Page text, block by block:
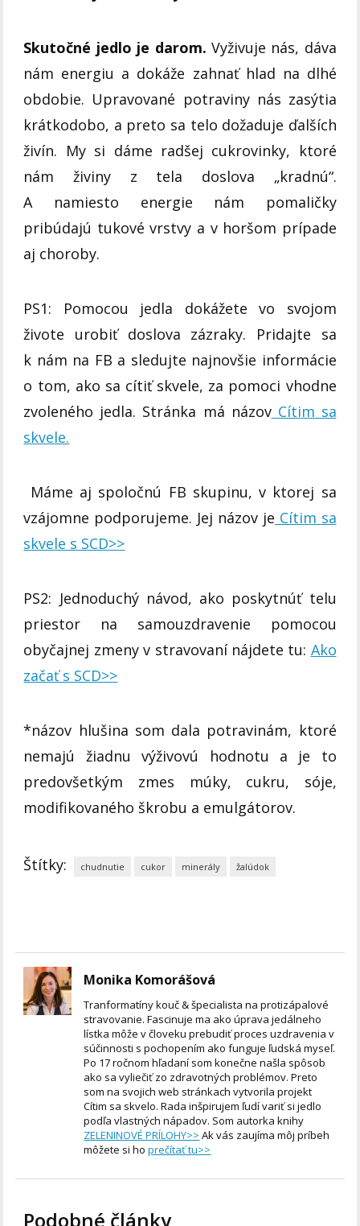
Skutočné jedlo je darom. Vyživuje nás, dáva
nám energiu a dokáže zahnať hlad na dlhé
obdobie. Upravované potraviny nás zasýtia
krátkodobo, a preto sa telo dožaduje ďalších
živín. My si dáme radšej cukrovinky, ktoré
nám živiny z tela doslova „kradnú“.
A namiesto energie nám pomaličky
pribúdajú tukové vrstvy a v horšom prípade
aj choroby.
PS1: Pomocou jedla dokážete vo svojom
živote urobiť doslova zázraky. Pridajte sa
k nám na FB a sledujte najnovšie informácie
o tom, ako sa cítiť skvele, za pomoci vhodne
zvoleného jedla. Stránka má názovCítim sa
skvele.
Máme aj spoločnú FB skupinu, v ktorej sa
vzájomne podporujeme. Jej názov je Cítim sa
skvele s SCD>>
PS2: Jednoduchý návod, ako poskytnúť telu
priestor na samouzdravenie pomocou
obyčajnej zmeny v stravovaní nájdete tu: Ako
začať s SCD>>
*názov hlušina som dala potravinám, ktoré
nemajú žiadnu výživovú hodnotu a je to
predovšetkým zmes múky, cukru, sóje,
modifikovaného škrobu a emulgátorov.
Štítky: chudnutie cukor minerály žalúdok
Monika Komorášová
Tranformatíny kouč & špecialista na protizápalové
stravovanie. Fascinuje ma ako úprava jedálneho
lístka môže v človeku prebudiť proces uzdravenia v
súčinnosti s pochopením ako funguje ľudská myseľ.
Po 17 ročnom hľadaní som konečne našla spôsob
ako sa vyliečiť zo zdravotných problémov. Preto
som na svojich web stránkach vytvorila projekt
Cítim sa skvelo. Rada inšpirujem ľudí variť si jedlo
podľa vlastných nápadov. Som autorka knihy
ZELENINOVÉ PRÍLOHY>> Ak vás zaujíma môj príbeh
môžete si hoprečítať tu>>
Podobné články